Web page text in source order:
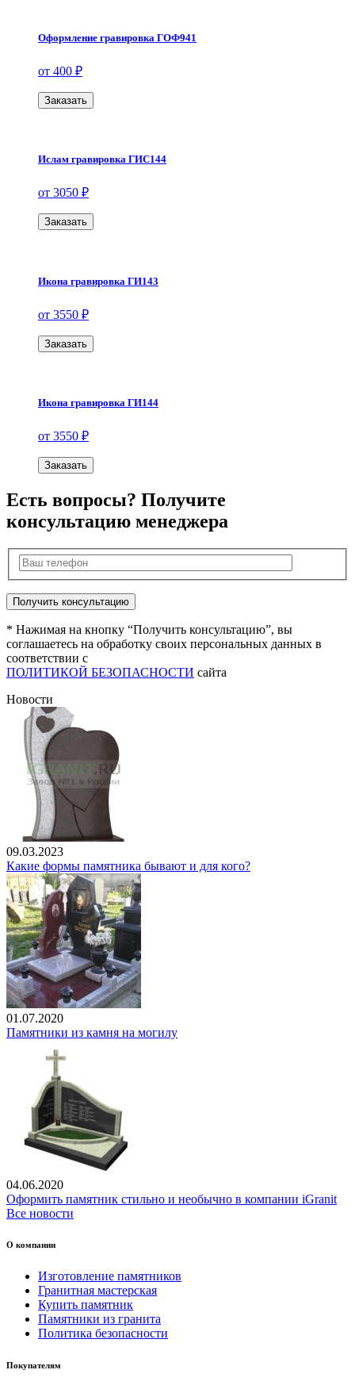
Оформление гравировка ГОФ941
от 400 ₽
Заказать
Ислам гравировка ГИС144
от 3050 ₽
Заказать
Икона гравировка ГИ143
от 3550 ₽
Заказать
Икона гравировка ГИ144
от 3550 ₽
Заказать
Есть вопросы? Получите
консультацию менеджера
* Нажимая на кнопку “Получить консультацию”, вы
соглашаетесь на обработку своих персональных данных в
соответствии с
ПОЛИТИКОЙ БЕЗОПАСНОСТИ сайта
Новости
09.03.2023
Какие формы памятника бывают и для кого?
01.07.2020
Памятники из камня на могилу
04.06.2020
Оформить памятник стильно и необычно в компании iGranit
Все новости
О компании
Изготовление памятников
Гранитная мастерская
Купить памятник
Памятники из гранита
Политика безопасности
Покупателям